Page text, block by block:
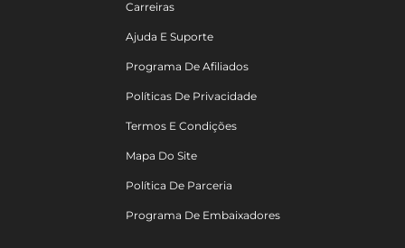
Carreiras
Ajuda E Suporte
Programa De Afiliados
Políticas De Privacidade
Termos E Condições
Mapa Do Site
Política De Parceria
Programa De Embaixadores